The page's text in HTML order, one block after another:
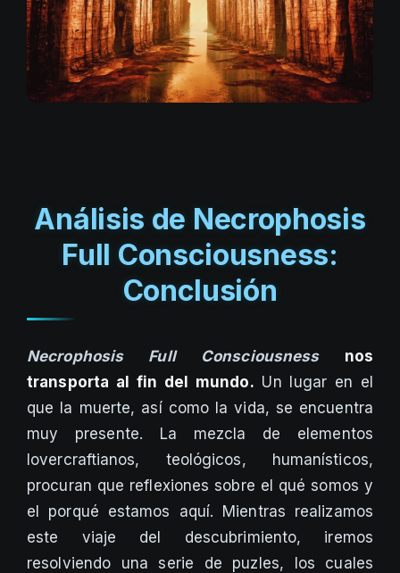
Análisis de Necrophosis
Full Consciousness:
Conclusión
Necrophosis Full Consciousness nos
transporta al fin del mundo. Un lugar en el
que la muerte, así como la vida, se encuentra
muy presente. La mezcla de elementos
lovercraftianos, teológicos, humanísticos,
procuran que reflexiones sobre el qué somos y
el porqué estamos aquí. Mientras realizamos
este viaje del descubrimiento, iremos
resolviendo una serie de puzles, los cuales